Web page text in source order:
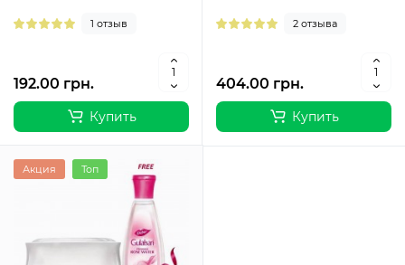
1 отзыв
192.00 грн.
Купить
2 отзыва
404.00 грн.
Купить
Акция Топ